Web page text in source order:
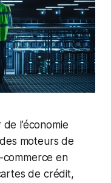
l’économie
moteurs de
commerce en
de crédit,